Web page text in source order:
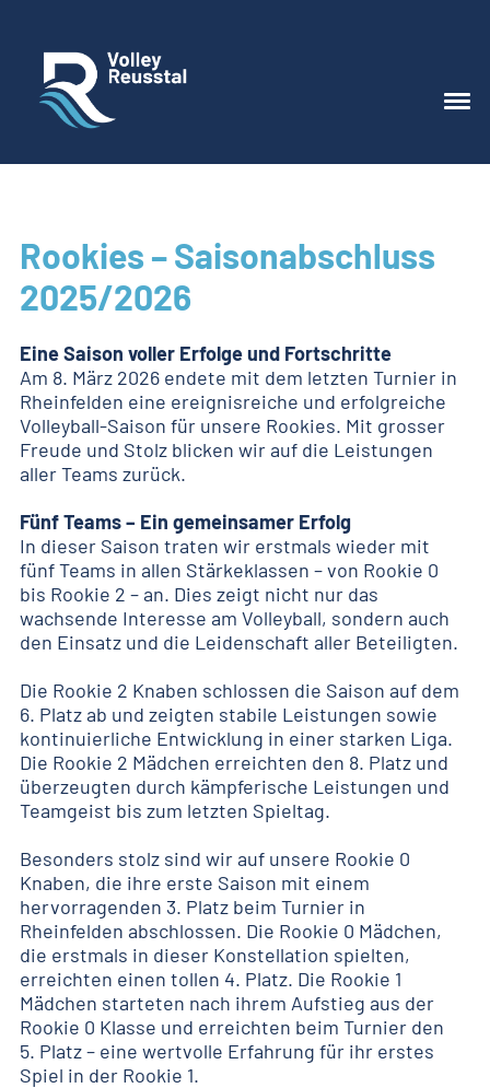
Rookies – Saisonabschluss
2025/2026
Eine Saison voller Erfolge und Fortschritte
Am 8. März 2026 endete mit dem letzten Turnier in
Rheinfelden eine ereignisreiche und erfolgreiche
Volleyball-Saison für unsere Rookies. Mit grosser
Freude und Stolz blicken wir auf die Leistungen
aller Teams zurück.
Fünf Teams – Ein gemeinsamer Erfolg
In dieser Saison traten wir erstmals wieder mit
fünf Teams in allen Stärkeklassen – von Rookie 0
bis Rookie 2 – an. Dies zeigt nicht nur das
wachsende Interesse am Volleyball, sondern auch
den Einsatz und die Leidenschaft aller Beteiligten.
Die Rookie 2 Knaben schlossen die Saison auf dem
6. Platz ab und zeigten stabile Leistungen sowie
kontinuierliche Entwicklung in einer starken Liga.
Die Rookie 2 Mädchen erreichten den 8. Platz und
überzeugten durch kämpferische Leistungen und
Teamgeist bis zum letzten Spieltag.
Besonders stolz sind wir auf unsere Rookie 0
Knaben, die ihre erste Saison mit einem
hervorragenden 3. Platz beim Turnier in
Rheinfelden abschlossen. Die Rookie 0 Mädchen,
die erstmals in dieser Konstellation spielten,
erreichten einen tollen 4. Platz. Die Rookie 1
Mädchen starteten nach ihrem Aufstieg aus der
Rookie 0 Klasse und erreichten beim Turnier den
5. Platz – eine wertvolle Erfahrung für ihr erstes
Spiel in der Rookie 1.